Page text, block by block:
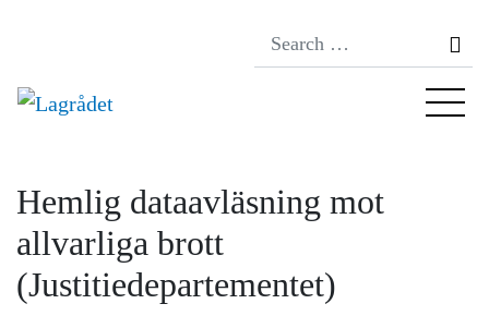
Hemlig dataavläsning mot
allvarliga brott
(Justitiedepartementet)